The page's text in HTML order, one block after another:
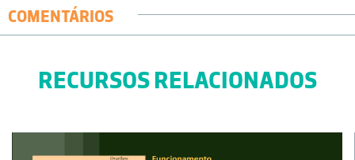
COMENTÁRIOS
RECURSOS RELACIONADOS